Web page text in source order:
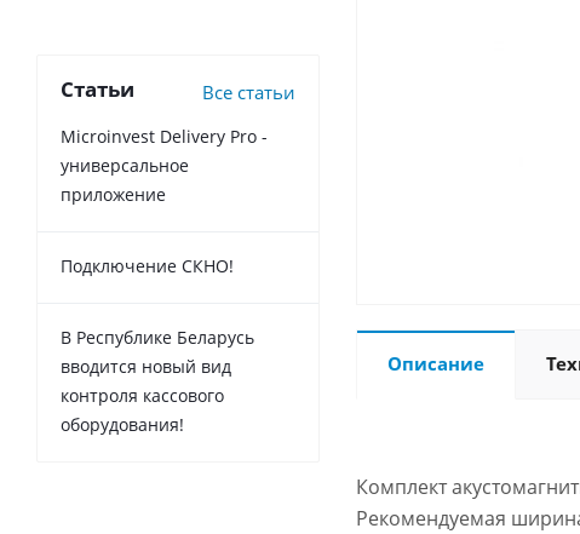
Описание
Комплект
Рекомендуемая
Статьи Все статьи
Microinvest Delivery Pro -
универсальное
приложение
Подключение СКНО!
В Республике Беларусь
вводится новый вид
контроля кассового
оборудования!